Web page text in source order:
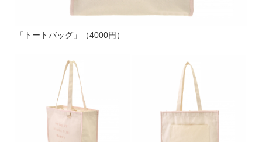
「トートバッグ」（4000円）